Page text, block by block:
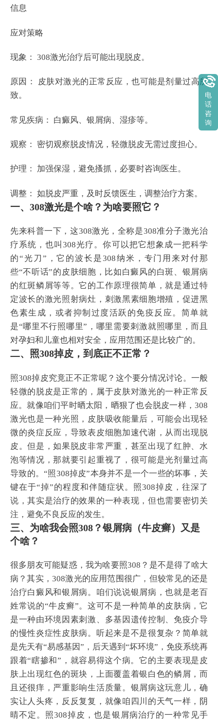
信息
应对策略
现象： 308激光治疗后可能出现脱皮。
原因： 皮肤对激光的正常反应，也可能是剂量过高所
致。
常见疾病： 白癜风、银屑病、湿疹等。
观察： 密切观察脱皮情况，轻微脱皮无需过度担心。
护理： 加强保湿，避免搔抓，必要时咨询医生。
调整： 如脱皮严重，及时反馈医生，调整治疗方案。
一、308激光是个啥？为啥要照它？
先来科普一下，这308激光，全称是308准分子激光治
疗系统，也叫308光疗。你可以把它想象成一把科学
的“光刀”，它的波长是308纳米，专门用来对付那
些“不听话”的皮肤细胞，比如白癜风的白斑、银屑病
的红斑鳞屑等等。它的工作原理很简单，就是通过特
定波长的激光照射病灶，刺激黑素细胞增殖，促进黑
色素生成，或者抑制过度活跃的免疫反应。简单就
是“哪里不行照哪里”，哪里需要刺激就照哪里，而且
对孕妇和儿童也相对安全，应用范围还是比较广的。
二、照308掉皮，到底正不正常？
照308掉皮究竟正不正常呢？这个要分情况讨论。一般
轻微的脱皮是正常的，属于皮肤对激光的一种正常反
应。就像咱们平时晒太阳，晒狠了也会脱皮一样，308
激光也是一种光照，皮肤吸收能量后，可能会出现轻
微的炎症反应，导致表皮细胞加速代谢，从而出现脱
皮。但是，如果脱皮非常严重，甚至出现了红肿、水
泡等情况，那就要引起重视了，很可能是光剂量过高
导致的。“照308掉皮”本身并不是一个一些的坏事，关
键在于“掉”的程度和伴随症状。照308掉皮，往深了
说，其实是治疗的效果的一种表现，但也需要密切关
注，避免不良反应的发生。
三、为啥我会照308？银屑病（牛皮癣）又是
个啥？
很多朋友可能疑惑，我为啥要照308？是不是得了啥大
病？其实，308激光的应用范围很广，但较常见的还是
治疗白癜风和银屑病。咱们说说银屑病，也就是老百
姓常说的“牛皮癣”。这可不是一种简单的皮肤病，它
是一种由环境因素刺激、多基因遗传控制、免疫介导
的慢性炎症性皮肤病。听起来是不是很复杂？简单就
是先天有“易感基因”，后天遇到“坏环境”，免疫系统再
跟着“瞎掺和”，就容易得这个病。它的主要表现是皮
肤上出现红色的斑块，上面覆盖着银白色的鳞屑，而
且还很痒，严重影响生活质量。银屑病这玩意儿，确
实让人头疼，反反复复，就像咱四川的天气一样，阴
晴不定。照308掉皮，也是银屑病治疗的一种常见手
电
话
咨
询